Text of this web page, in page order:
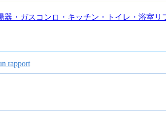
器・ガスコンロ・キッチン・トイレ・浴室リ
rapport